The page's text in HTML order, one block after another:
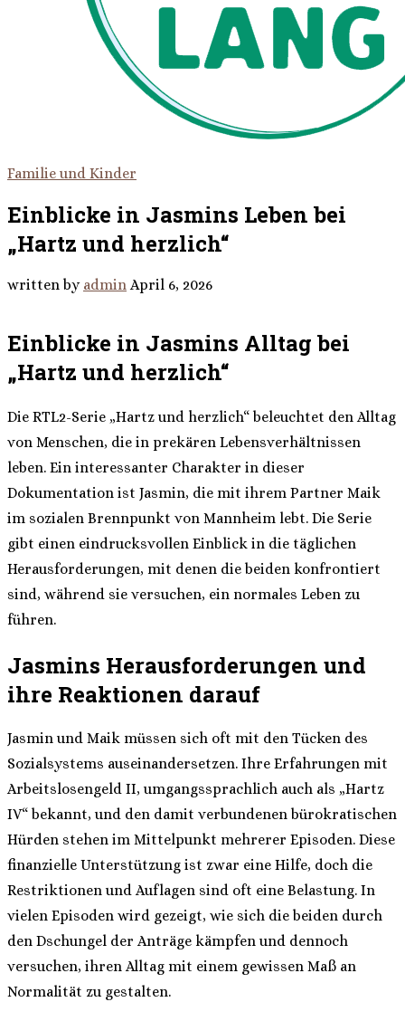
Familie und Kinder
Einblicke in Jasmins Leben bei
„Hartz und herzlich“
written by admin April 6, 2026
Einblicke in Jasmins Alltag bei
„Hartz und herzlich“
Die RTL2-Serie „Hartz und herzlich“ beleuchtet den Alltag
von Menschen, die in prekären Lebensverhältnissen
leben. Ein interessanter Charakter in dieser
Dokumentation ist Jasmin, die mit ihrem Partner Maik
im sozialen Brennpunkt von Mannheim lebt. Die Serie
gibt einen eindrucksvollen Einblick in die täglichen
Herausforderungen, mit denen die beiden konfrontiert
sind, während sie versuchen, ein normales Leben zu
führen.
Jasmins Herausforderungen und
ihre Reaktionen darauf
Jasmin und Maik müssen sich oft mit den Tücken des
Sozialsystems auseinandersetzen. Ihre Erfahrungen mit
Arbeitslosengeld II, umgangssprachlich auch als „Hartz
IV“ bekannt, und den damit verbundenen bürokratischen
Hürden stehen im Mittelpunkt mehrerer Episoden. Diese
finanzielle Unterstützung ist zwar eine Hilfe, doch die
Restriktionen und Auflagen sind oft eine Belastung. In
vielen Episoden wird gezeigt, wie sich die beiden durch
den Dschungel der Anträge kämpfen und dennoch
versuchen, ihren Alltag mit einem gewissen Maß an
Normalität zu gestalten.